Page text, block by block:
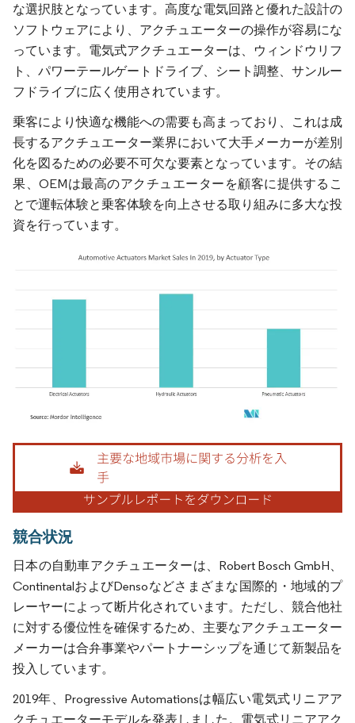
な選択肢となっています。高度な電気回路と優れた設計の
ソフトウェアにより、アクチュエーターの操作が容易にな
っています。電気式アクチュエーターは、ウィンドウリフ
ト、パワーテールゲートドライブ、シート調整、サンルー
フドライブに広く使用されています。
乗客により快適な機能への需要も高まっており、これは成
長するアクチュエーター業界において大手メーカーが差別
化を図るための必要不可欠な要素となっています。その結
果、OEMは最高のアクチュエーターを顧客に提供するこ
とで運転体験と乗客体験を向上させる取り組みに多大な投
資を行っています。
画像 © Mordor Intelligence。再利用にはCC BY 4.0の表示が必要です。
競合状況
日本の自動車アクチュエーターは、Robert Bosch GmbH、
ContinentalおよびDensoなどさまざまな国際的・地域的プ
レーヤーによって断片化されています。ただし、競合他社
に対する優位性を確保するため、主要なアクチュエーター
メーカーは合弁事業やパートナーシップを通じて新製品を
投入しています。
2019年、Progressive Automationsは幅広い電気式リニアア
クチュエーターモデルを発表しました。電気式リニアアク